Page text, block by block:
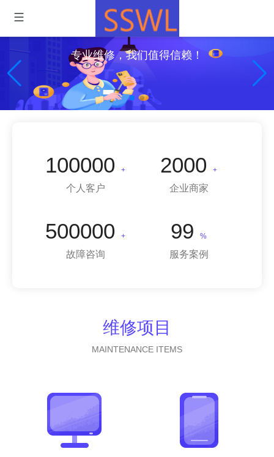
专业维修，我们值得信赖！
100000 +
个人客户
2000 +
企业商家
500000 +
故障咨询
99 %
服务案例
维修项目
MAINTENANCE ITEMS